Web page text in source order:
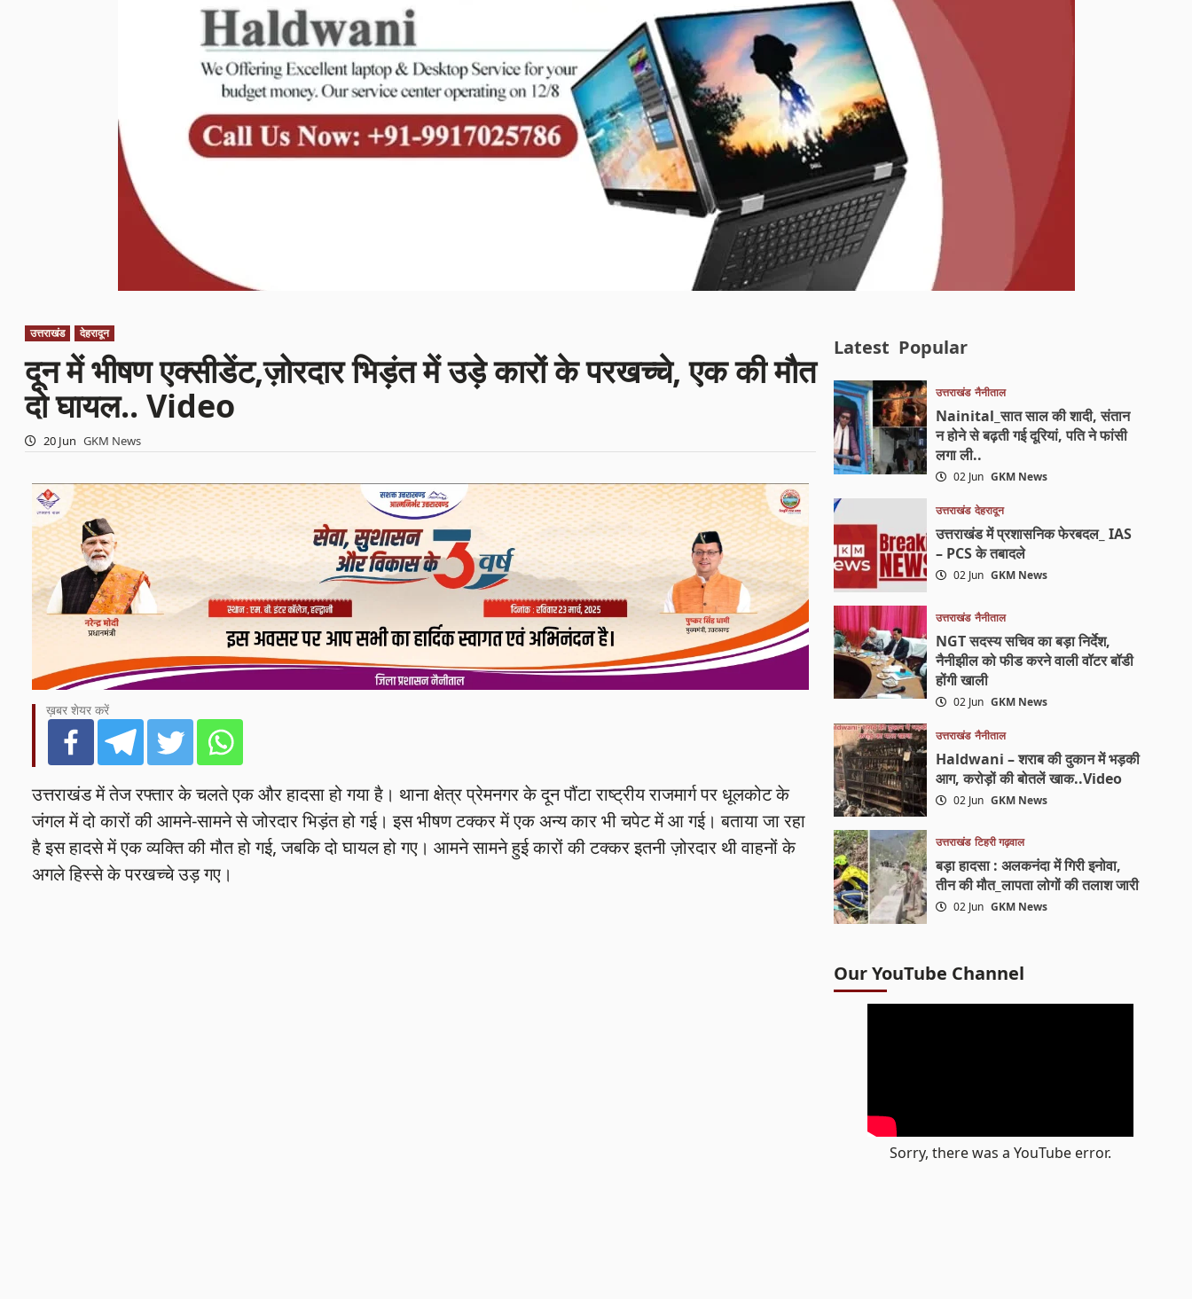
उत्तराखंड देहरादून
दून में भीषण एक्सीडेंट,ज़ोरदार भिड़ंत में उड़े कारों के परखच्चे, एक की मौत
दो घायल.. Video
20 Jun GKM News
ख़बर शेयर करें
उत्तराखंड में तेज रफ्तार के चलते एक और हादसा हो गया है। थाना क्षेत्र प्रेमनगर के दून पौंटा राष्ट्रीय राजमार्ग पर धूलकोट के
जंगल में दो कारों की आमने-सामने से जोरदार भिड़ंत हो गई। इस भीषण टक्कर में एक अन्य कार भी चपेट में आ गई। बताया जा रहा
है इस हादसे में एक व्यक्ति की मौत हो गई, जबकि दो घायल हो गए। आमने सामने हुई कारों की टक्कर इतनी ज़ोरदार थी वाहनों के
अगले हिस्से के परखच्चे उड़ गए।
Latest Popular
उत्तराखंड नैनीताल
Nainital_सात साल की शादी, संतान
न होने से बढ़ती गई दूरियां, पति ने फांसी
लगा ली..
02 Jun GKM News
उत्तराखंड देहरादून
उत्तराखंड में प्रशासनिक फेरबदल_ IAS
– PCS के तबादले
02 Jun GKM News
उत्तराखंड नैनीताल
NGT सदस्य सचिव का बड़ा निर्देश,
नैनीझील को फीड करने वाली वॉटर बॉडी
होंगी खाली
02 Jun GKM News
उत्तराखंड नैनीताल
Haldwani – शराब की दुकान में भड़की
आग, करोड़ों की बोतलें खाक..Video
02 Jun GKM News
उत्तराखंड टिहरी गढ़वाल
बड़ा हादसा : अलकनंदा में गिरी इनोवा,
तीन की मौत_लापता लोगों की तलाश जारी
02 Jun GKM News
Our YouTube Channel
Sorry, there was a YouTube error.